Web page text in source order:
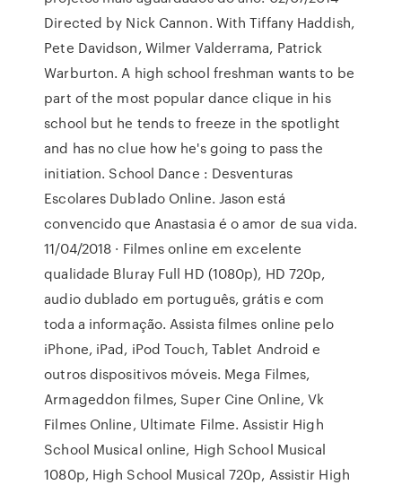
Directed by Nick Cannon. With Tiffany Haddish,
Pete Davidson, Wilmer Valderrama, Patrick
Warburton. A high school freshman wants to be
part of the most popular dance clique in his
school but he tends to freeze in the spotlight
and has no clue how he's going to pass the
initiation. School Dance : Desventuras
Escolares Dublado Online. Jason está
convencido que Anastasia é o amor de sua vida.
11/04/2018 · Filmes online em excelente
qualidade Bluray Full HD (1080p), HD 720p,
audio dublado em português, grátis e com
toda a informação. Assista filmes online pelo
iPhone, iPad, iPod Touch, Tablet Android e
outros dispositivos móveis. Mega Filmes,
Armageddon filmes, Super Cine Online, Vk
Filmes Online, Ultimate Filme. Assistir High
School Musical online, High School Musical
1080p, High School Musical 720p, Assistir High